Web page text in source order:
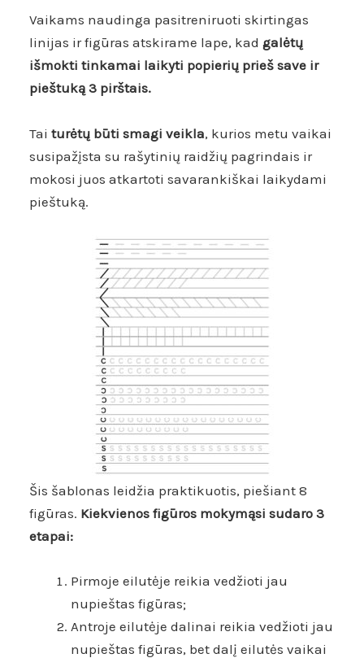
Vaikams naudinga pasitreniruoti skirtingas
linijas ir figūras atskirame lape, kadgalėtų
išmokti tinkamai laikyti popierių prieš save ir
pieštuką 3 pirštais.
Taiturėtų būti smagi veikla, kurios metu vaikai
susipažįsta su rašytinių raidžių pagrindais ir
mokosi juos atkartoti savarankiškai laikydami
pieštuką.
Šis šablonas leidžia praktikuotis, piešiant 8
figūras. Kiekvienos figūros mokymąsi sudaro 3
etapai:
Pirmoje eilutėje reikia vedžioti jau
nupieštas figūras;
Antroje eilutėje dalinai reikia vedžioti jau
nupieštas figūras, bet dalį eilutės vaikai